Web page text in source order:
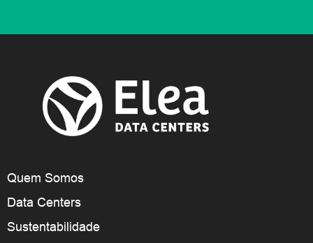
Quem Somos
Data Centers
Sustentabilidade